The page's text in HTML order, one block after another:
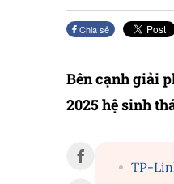
Chia sẻ
Bên cạnh giải
2025 hệ sinh
TP-